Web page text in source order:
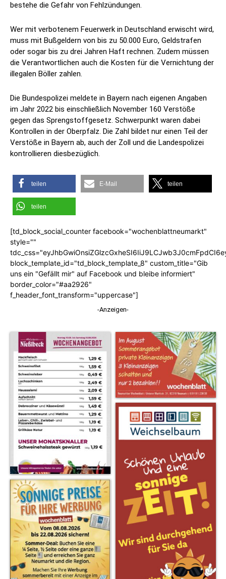
bestehe die Gefahr von Fehlzündungen.
Wer mit verbotenem Feuerwerk in Deutschland erwischt wird,
muss mit Bußgeldern von bis zu 50.000 Euro, Geldstrafen
oder sogar bis zu drei Jahren Haft rechnen. Zudem müssen
die Verantwortlichen auch die Kosten für die Vernichtung der
illegalen Böller zahlen.
Die Bundespolizei meldete in Bayern nach eigenen Angaben
im Jahr 2022 bis einschließlich November 160 Verstöße
gegen das Sprengstoffgesetz. Schwerpunkt waren dabei
Kontrollen in der Oberpfalz. Die Zahl bildet nur einen Teil der
Verstöße in Bayern ab, auch der Zoll und die Landespolizei
kontrollieren diesbezüglich.
teilen E-Mail teilen
teilen
[td_block_social_counter facebook="wochenblattneumarkt"
style=""
block_template_id="td_block_template_8" custom_title="Gib
uns ein "Gefällt mir" auf Facebook und bleibe informiert"
border_color="#aa2926"
f_header_font_transform="uppercase"]
-Anzeigen-